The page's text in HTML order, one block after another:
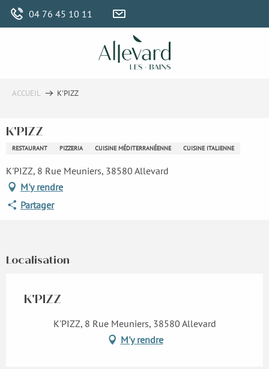
Aller
04 76 45 10 11
ACCUEIL K'PIZZ
K'PIZZ
RESTAURANT PIZZERIA CUISINE MÉDITERRANÉENNE CUISINE ITALIENNE
K'PIZZ, 8 Rue Meuniers, 38580 Allevard
M'y rendre
Partager
Localisation
K'PIZZ
K'PIZZ, 8 Rue Meuniers, 38580 Allevard
M'y rendre